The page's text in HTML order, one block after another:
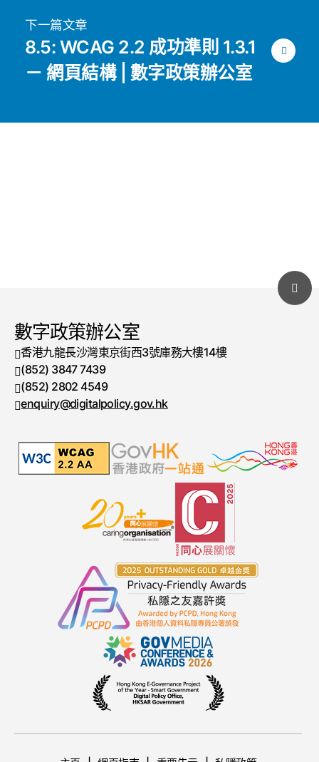
下一篇文章
8.5: WCAG 2.2 成功準則 1.3.1
－ 網頁結構 | 數字政策辦公室
數字政策辦公室
香港九龍長沙灣東京街西3號庫務大樓14樓
電話號碼
(852) 3847 7439
傳真號碼
(852) 2802 4549
enquiry@digitalpolicy.gov.hk